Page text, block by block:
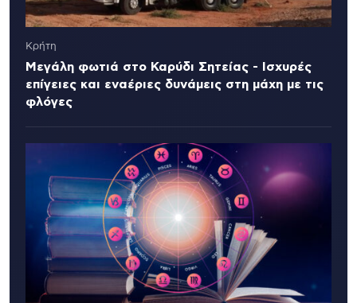
Κρήτη
Μεγάλη φωτιά στο Καρύδι Σητείας - Ισχυρές
επίγειες και εναέριες δυνάμεις στη μάχη με τις
φλόγες